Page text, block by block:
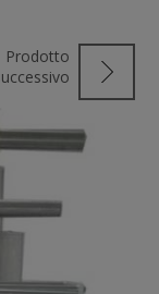
Prodotto